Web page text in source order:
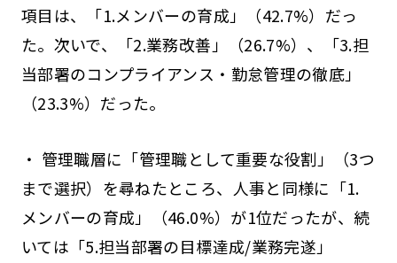
項目は、「1.メンバーの育成」（42.7%）だっ
た。次いで、「2.業務改善」（26.7%）、「3.担
当部署のコンプライアンス・勤怠管理の徹底」
（23.3%）だった。
・ 管理職層に「管理職として重要な役割」（3つ
まで選択）を尋ねたところ、人事と同様に「1.
メンバーの育成」（46.0%）が1位だったが、続
いては「5.担当部署の目標達成/業務完遂」